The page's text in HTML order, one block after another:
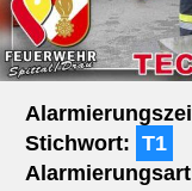
Stichwort: T1